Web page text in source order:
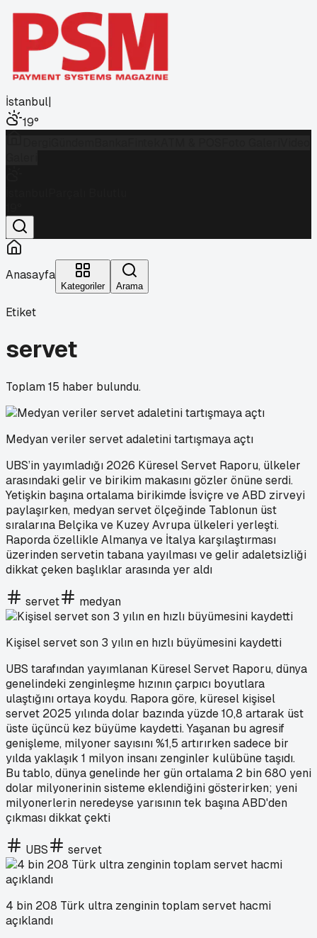
İstanbul|
19°
Anasayfa
Kategoriler Arama
Etiket
servet
Toplam15 haber bulundu.
Medyan veriler servet adaletini tartışmaya açtı
UBS’in yayımladığı 2026 Küresel Servet Raporu, ülkeler
arasındaki gelir ve birikim makasını gözler önüne serdi.
Yetişkin başına ortalama birikimde İsviçre ve ABD zirveyi
paylaşırken, medyan servet ölçeğinde Tablonun üst
sıralarına Belçika ve Kuzey Avrupa ülkeleri yerleşti.
Raporda özellikle Almanya ve İtalya karşılaştırması
üzerinden servetin tabana yayılması ve gelir adaletsizliği
dikkat çeken başlıklar arasında yer aldı
servet medyan
Kişisel servet son 3 yılın en hızlı büyümesini kaydetti
UBS tarafından yayımlanan Küresel Servet Raporu, dünya
genelindeki zenginleşme hızının çarpıcı boyutlara
ulaştığını ortaya koydu. Rapora göre, küresel kişisel
servet 2025 yılında dolar bazında yüzde 10,8 artarak üst
üste üçüncü kez büyüme kaydetti. Yaşanan bu agresif
genişleme, milyoner sayısını %1,5 artırırken sadece bir
yılda yaklaşık 1 milyon insanı zenginler kulübüne taşıdı.
Bu tablo, dünya genelinde her gün ortalama 2 bin 680 yeni
dolar milyonerinin sisteme eklendiğini gösterirken; yeni
milyonerlerin neredeyse yarısının tek başına ABD'den
çıkması dikkat çekti
UBS servet
4 bin 208 Türk ultra zenginin toplam servet hacmi
açıklandı